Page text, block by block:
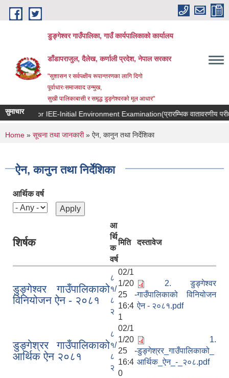
Skip to main content
डुङ्गेश्वर गाउँपालिका, गाउँ कार्यपालिकाको कार्यालय
डाँडापराजुल, दैलेख, कर्णाली प्रदेश, नेपाल सरकार
"सुशासन र सर्वपक्षीय रूपान्तरणका लागि दिगो
पूर्वाधारःसमाजवाद उन्मुख,
सुखी पालिकाबासी र समृद्ध डुङ्गेश्वरको मूल आधार"
सुमाचार
TOR for IEE-Initial Environment Examination(प्रारम्भिक वातावरणीय
You are here
Home » सूचना तथा जानकारी» ऐन, कानुन तथा निर्देशिका
ऐन, कानुन तथा निर्देशिका
आर्थिक वर्ष
शिर्षक
आ
र्थि
क
वर्ष
मिति दस्तावेज
डुङ्गेश्वर गाउँपालिकाको
विनियोजन ऐन - २०८१
८
१/
८
२
02/1
1/20
25 -
16:4
1
2. डुङ्गेश्वर
गाउँपालिकाको विनियोजन
ऐन - २०८१.pdf
डुङ्गेश्रर गाउँपालिकाको
आर्थिक ऐन २०८१
८
१/
८
२
02/1
1/20
25 -
16:4
0
1.
डुङ्गेश्रर_गाउँपालिकाको_
आर्थिक_ऐन_-_२०८.pdf